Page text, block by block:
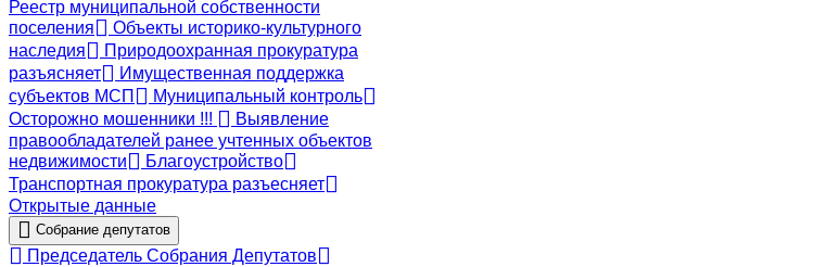
Реестр муниципальной собственности
поселения
Объекты историко-культурного
наследия
Природоохранная прокуратура
разъясняет
Имущественная поддержка
субъектов МСП
Муниципальный контроль
Осторожно мошенники !!!
Выявление
правообладателей ранее учтенных объектов
недвижимости
Благоустройство
Транспортная прокуратура разъесняет
Открытые данные
Собрание депутатов
Председатель Собрания Депутатов